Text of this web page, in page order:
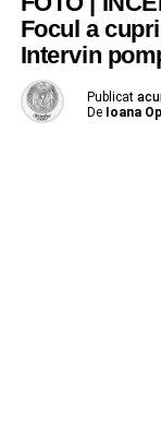
Focul a
Intervin
Publicat
De Ioana